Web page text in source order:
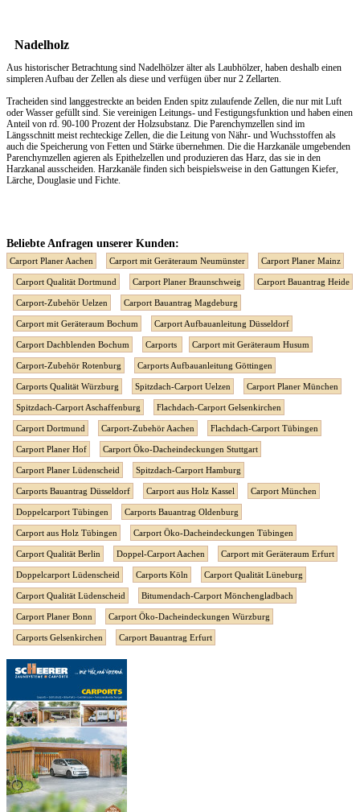
Nadelholz
Aus historischer Betrachtung sind Nadelhölzer älter als Laubhölzer, haben deshalb einen
simpleren Aufbau der Zellen als diese und verfügen über nur 2 Zellarten.
Tracheiden sind langgestreckte an beiden Enden spitz zulaufende Zellen, die nur mit Luft
oder Wasser gefüllt sind. Sie vereinigen Leitungs- und Festigungsfunktion und haben einen
Anteil von rd. 90-100 Prozent der Holzsubstanz. Die Parenchymzellen sind im
Längsschnitt meist rechteckige Zellen, die die Leitung von Nähr- und Wuchsstoffen als
auch die Speicherung von Fetten und Stärke übernehmen. Die die Harzkanäle umgebenden
Parenchymzellen agieren als Epithelzellen und produzieren das Harz, das sie in den
Harzkanal ausscheiden. Harzkanäle finden sich beispielsweise in den Gattungen Kiefer,
Lärche, Douglasie und Fichte.
Beliebte Anfragen unserer Kunden:
Carport Planer Aachen Carport mit Geräteraum Neumünster Carport Planer Mainz
Carport Qualität Dortmund Carport Planer Braunschweig Carport Bauantrag Heide
Carport-Zubehör Uelzen Carport Bauantrag Magdeburg
Carport mit Geräteraum Bochum Carport Aufbauanleitung Düsseldorf
Carport Dachblenden Bochum Carports Carport mit Geräteraum Husum
Carport-Zubehör Rotenburg Carports Aufbauanleitung Göttingen
Carports Qualität Würzburg Spitzdach-Carport Uelzen Carport Planer München
Spitzdach-Carport Aschaffenburg Flachdach-Carport Gelsenkirchen
Carport Dortmund Carport-Zubehör Aachen Flachdach-Carport Tübingen
Carport Planer Hof Carport Öko-Dacheindeckungen Stuttgart
Carport Planer Lüdenscheid Spitzdach-Carport Hamburg
Carports Bauantrag Düsseldorf Carport aus Holz Kassel Carport München
Doppelcarport Tübingen Carports Bauantrag Oldenburg
Carport aus Holz Tübingen Carport Öko-Dacheindeckungen Tübingen
Carport Qualität Berlin Doppel-Carport Aachen Carport mit Geräteraum Erfurt
Doppelcarport Lüdenscheid Carports Köln Carport Qualität Lüneburg
Carport Qualität Lüdenscheid Bitumendach-Carport Mönchengladbach
Carport Planer Bonn Carport Öko-Dacheindeckungen Würzburg
Carports Gelsenkirchen Carport Bauantrag Erfurt